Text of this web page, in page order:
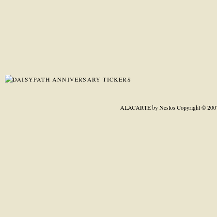
ALACARTE by NeslosCopyright ©